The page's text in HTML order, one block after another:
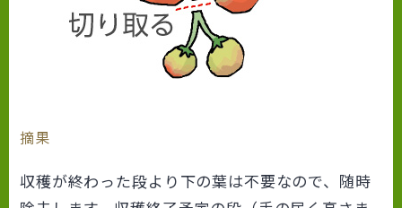
摘果
収穫が終わった段より下の葉は不要なので、随時